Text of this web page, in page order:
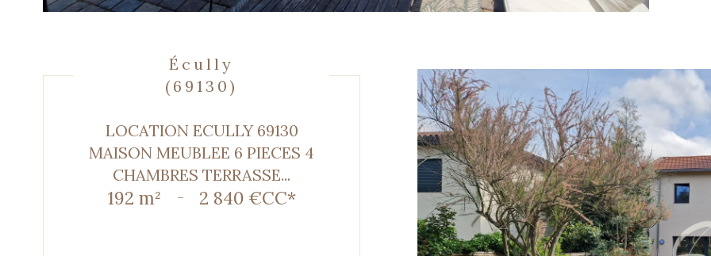
Écully
(69130)
LOCATION ECULLY 69130
MAISON MEUBLEE 6 PIECES 4
CHAMBRES TERRASSE...
192 m² - 2 840 €CC*